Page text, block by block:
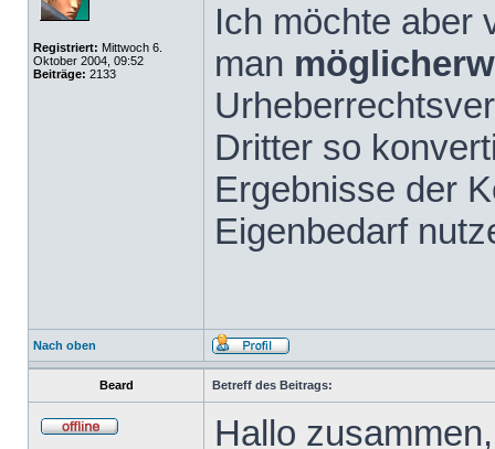
Registriert: Mittwoch 6.
Oktober 2004, 09:52
Beiträge: 2133
Ich möchte aber
man
Dritter so
Ergebnisse der
Eigenbedarf
Nach oben
Beard Betreff des Beitrags:
Hallo zusammen,